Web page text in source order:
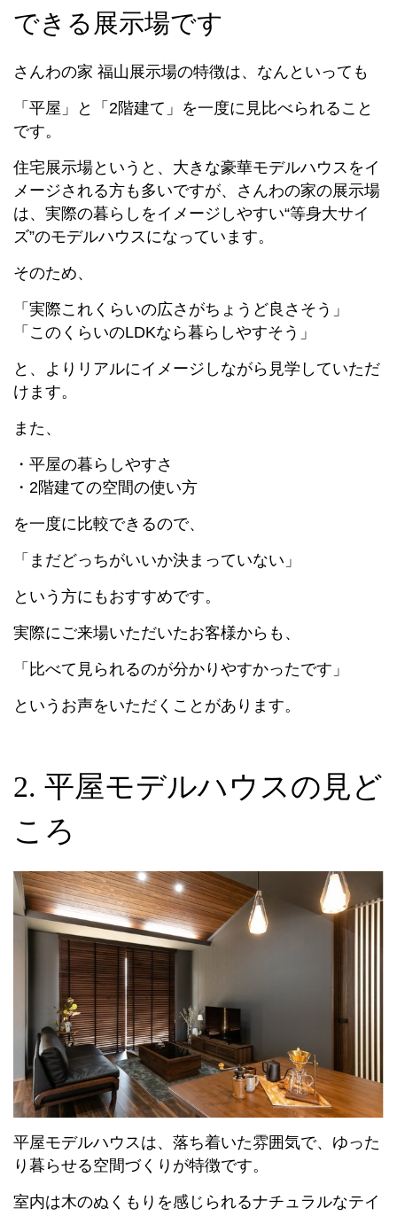
できる展示場です
さんわの家 福山展示場の特徴は、なんといっても
「平屋」と「2階建て」を一度に見比べられること
です。
住宅展示場というと、大きな豪華モデルハウスをイ
メージされる方も多いですが、さんわの家の展示場
は、実際の暮らしをイメージしやすい“等身大サイ
ズ”のモデルハウスになっています。
そのため、
「実際これくらいの広さがちょうど良さそう」
「このくらいのLDKなら暮らしやすそう」
と、よりリアルにイメージしながら見学していただ
けます。
また、
・平屋の暮らしやすさ
・2階建ての空間の使い方
を一度に比較できるので、
「まだどっちがいいか決まっていない」
という方にもおすすめです。
実際にご来場いただいたお客様からも、
「比べて見られるのが分かりやすかったです」
というお声をいただくことがあります。
2. 平屋モデルハウスの見ど
ころ
平屋モデルハウスは、落ち着いた雰囲気で、ゆった
り暮らせる空間づくりが特徴です。
室内は木のぬくもりを感じられるナチュラルなテイ